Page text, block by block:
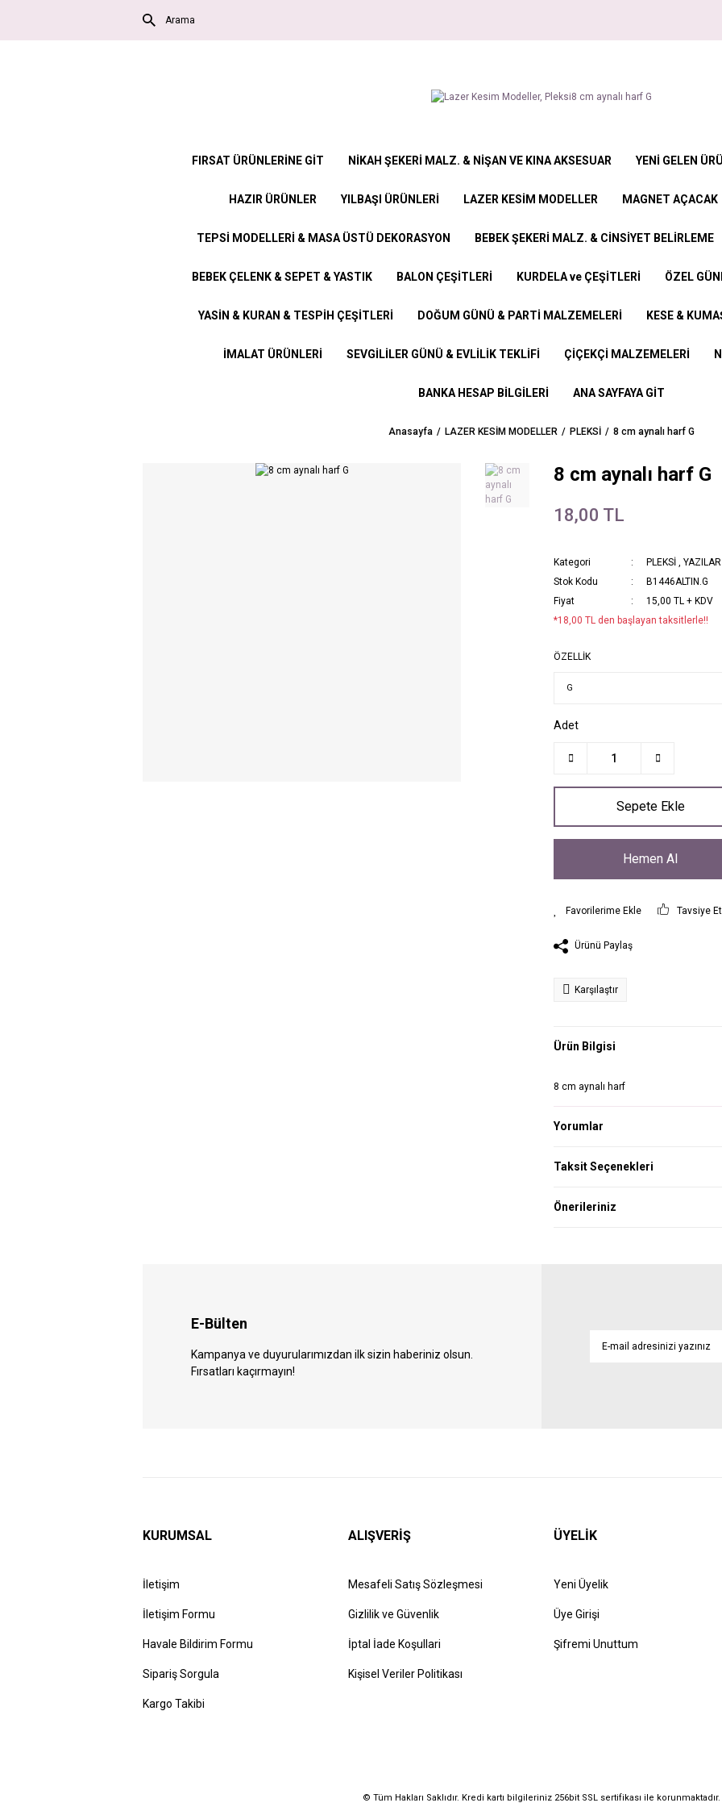
FIRSAT ÜRÜNLERİNE GİT NİKAH ŞEKERİ MALZ. & NİŞAN VE KINA AKSESUAR YENİ GELEN
HAZIR ÜRÜNLER YILBAŞI ÜRÜNLERİ LAZER KESİM MODELLER MAGNET AÇACAK
TEPSİ MODELLERİ & MASA ÜSTÜ DEKORASYON BEBEK ŞEKERİ MALZ. & CİNSİYET BELİRLEME
BEBEK ÇELENK & SEPET & YASTIK BALON ÇEŞİTLERİ KURDELA ve ÇEŞİTLERİ ÖZEL
YASİN & KURAN & TESPİH ÇEŞİTLERİ DOĞUM GÜNÜ & PARTİ MALZEMELERİ KESE &
İMALAT ÜRÜNLERİ SEVGİLİLER GÜNÜ & EVLİLİK TEKLİFİ ÇİÇEKÇİ MALZEMELERİ
BANKA HESAP BİLGİLERİ ANA SAYFAYA GİT
Anasayfa LAZER KESİM MODELLER PLEKSİ 8 cm aynalı harf G
8 cm aynalı harf G
18,00 TL
Kategori PLEKSİ , YAZILAR
Stok Kodu
B1446ALTIN.G
Fiyat
15,00 TL + KDV
*18,00 TL den başlayan taksitlerle!!
ÖZELLİK
Adet
Sepete Ekle
Hemen Al
Tavsiye Et
Ürünü Paylaş
Karşılaştır
Ürün Bilgisi
8 cm aynalı harf
Yorumlar
Taksit Seçenekleri
Önerileriniz
E-Bülten
Kampanya ve duyurularımızdan ilk sizin haberiniz olsun.
Fırsatları kaçırmayın!
KURUMSAL
İletişim
İletişim Formu
Havale Bildirim Formu
Sipariş Sorgula
Kargo Takibi
ALIŞVERİŞ
Mesafeli Satış Sözleşmesi
Gizlilik ve Güvenlik
İptal İade Koşullari
Kişisel Veriler Politikası
ÜYELİK
Yeni Üyelik
Üye Girişi
Şifremi Unuttum
© Tüm Hakları Saklıdır. Kredi kartı bilgileriniz 256bit SSL sertifikası ile korunmaktadır.